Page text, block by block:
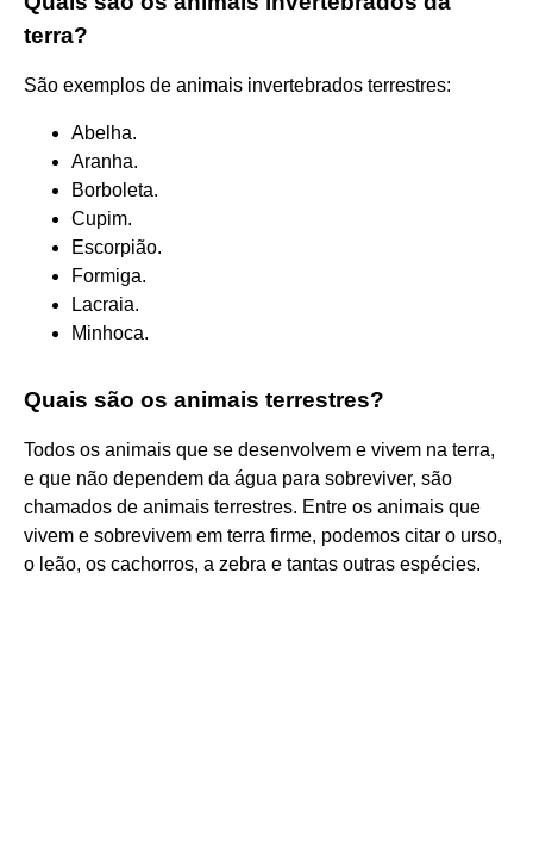
terra?
São exemplos de animais invertebrados terrestres:
Abelha.
Aranha.
Borboleta.
Cupim.
Escorpião.
Formiga.
Lacraia.
Minhoca.
Quais são os animais terrestres?
Todos os animais que se desenvolvem e vivem na terra,
e que não dependem da água para sobreviver, são
chamados de animais terrestres. Entre os animais que
vivem e sobrevivem em terra firme, podemos citar o urso,
o leão, os cachorros, a zebra e tantas outras espécies.